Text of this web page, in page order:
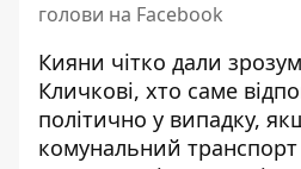
голови на Facebook
Кияни чітко дали
Кличкові, хто саме
політично у випадку,
комунальний